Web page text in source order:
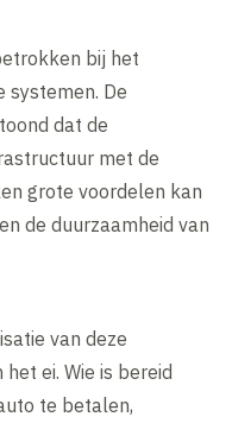
bij het
systemen. De
dat de
met de
grote voordelen kan
de duurzaamheid van
van deze
ei. Wie is bereid
te betalen,